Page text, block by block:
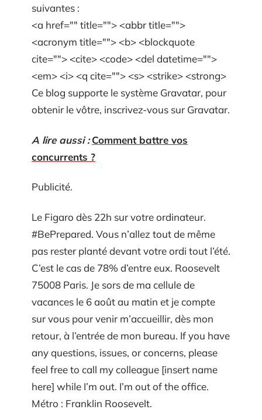
suivantes :
<a href="" title=""> <abbr title="">
<acronym title=""> <b> <blockquote
cite=""> <cite> <code> <del datetime="">
<em> <i> <q cite=""> <s> <strike> <strong>
Ce blog supporte le système Gravatar, pour
obtenir le vôtre, inscrivez-vous sur Gravatar.
A lire aussi : Comment battre vos
concurrents ?
Publicité.
Le Figaro dès 22h sur votre ordinateur.
#BePrepared. Vous n’allez tout de même
pas rester planté devant votre ordi tout l’été.
C’est le cas de 78% d’entre eux. Roosevelt
75008 Paris. Je sors de ma cellule de
vacances le 6 août au matin et je compte
sur vous pour venir m’accueillir, dès mon
retour, à l’entrée de mon bureau. If you have
any questions, issues, or concerns, please
feel free to call my colleague [insert name
here] while I’m out. I’m out of the office.
Métro : Franklin Roosevelt.